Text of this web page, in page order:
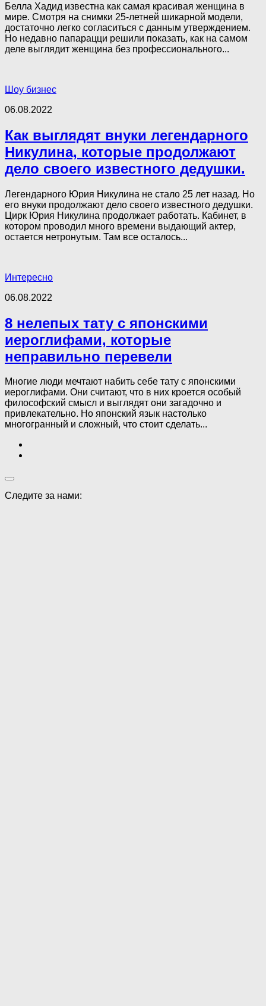
Белла Хадид известна как самая красивая женщина в
мире. Смотря на снимки 25-летней шикарной модели,
достаточно легко согласиться с данным утверждением.
Но недавно папарацци решили показать, как на самом
деле выглядит женщина без профессионального...
Шоу бизнес
06.08.2022
Как выглядят внуки легендарного
Никулина, которые продолжают
дело своего известного дедушки.
Легендарного Юрия Никулина не стало 25 лет назад. Но
его внуки продолжают дело своего известного дедушки.
Цирк Юрия Никулина продолжает работать. Кабинет, в
котором проводил много времени выдающий актер,
остается нетронутым. Там все осталось...
Интересно
06.08.2022
8 нелепых тату с японскими
иероглифами, которые
неправильно перевели
Многие люди мечтают набить себе тату с японскими
иероглифами. Они считают, что в них кроется особый
философский смысл и выглядят они загадочно и
привлекательно. Но японский язык настолько
многогранный и сложный, что стоит сделать...
Следите за нами: